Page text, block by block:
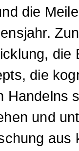
die
die
die
Handelns
und
aus